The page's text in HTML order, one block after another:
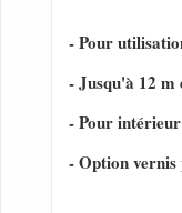
- Pour
- Jusqu'à 12 m
- Pour
- Option vernis